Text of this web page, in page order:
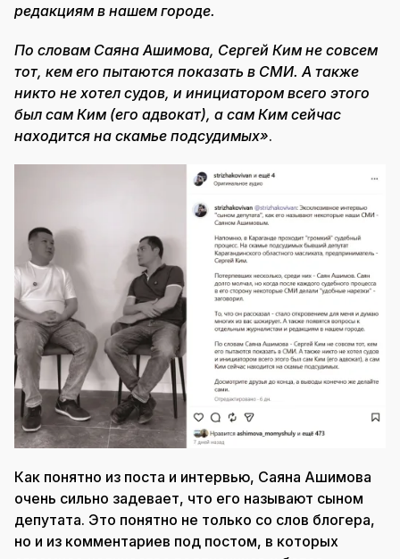
редакциям в нашем городе.
По словам Саяна Ашимова, Сергей Ким не совсем
тот, кем его пытаются показать в СМИ. А также
никто не хотел судов, и инициатором всего этого
был сам Ким (его адвокат), а сам Ким сейчас
находится на скамье подсудимых».
Как понятно из поста и интервью, Саяна Ашимова
очень сильно задевает, что его называют сыном
депутата. Это понятно не только со слов блогера,
но и из комментариев под постом, в которых